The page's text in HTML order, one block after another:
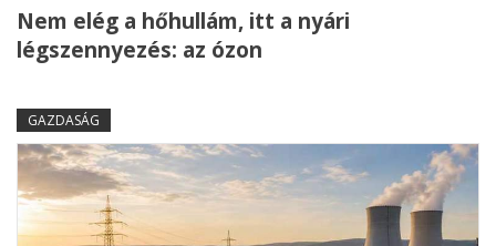
Nem elég a hőhullám, itt a nyári
légszennyezés: az ózon
GAZDASÁG